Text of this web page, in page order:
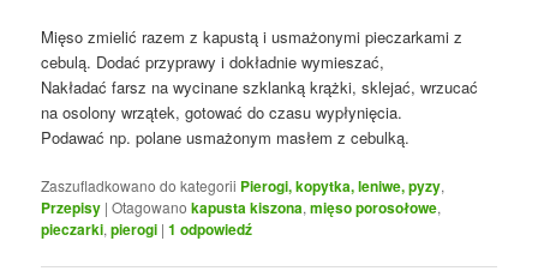
Mięso zmielić razem z kapustą i usmażonymi pieczarkami z
cebulą. Dodać przyprawy i dokładnie wymieszać,
Nakładać farsz na wycinane szklanką krążki, sklejać, wrzucać
na osolony wrzątek, gotować do czasu wypłynięcia.
Podawać np. polane usmażonym masłem z cebulką.
Zaszufladkowano do kategorii Pierogi, kopytka, leniwe, pyzy,
Przepisy |Otagowano kapusta kiszona,mięso porosołowe,
pieczarki,pierogi |1 odpowiedź